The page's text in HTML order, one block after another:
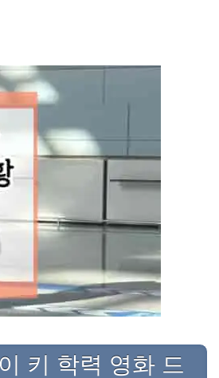
키 학력 영화 드